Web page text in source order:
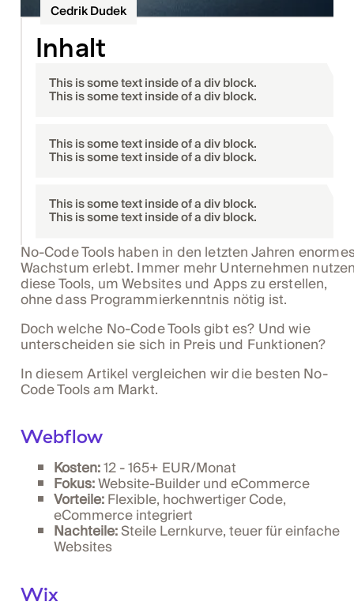
Cedrik Dudek
Inhalt
This is some text inside of a div block.
This is some text inside of a div block.
This is some text inside of a div block.
This is some text inside of a div block.
This is some text inside of a div block.
This is some text inside of a div block.
No-Code Tools haben in den letzten Jahren
Wachstum erlebt. Immer mehr Unternehmen
diese Tools, um Websites und Apps zu erstellen,
ohne dass Programmierkenntnis nötig ist.
Doch welche No-Code Tools gibt es? Und wie
unterscheiden sie sich in Preis und Funktionen?
In diesem Artikel vergleichen wir die besten No-
Code Tools am Markt.
Webflow
Kosten:12 - 165+ EUR/Monat
Fokus:Website-Builder und eCommerce
Vorteile:Flexible, hochwertiger Code,
eCommerce integriert
Nachteile:Steile Lernkurve, teuer für einfache
Websites
Wix